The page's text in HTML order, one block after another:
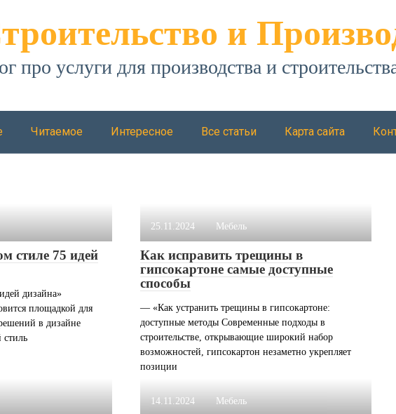
и
про услуги для производства и
Читаемое Интересное Все статьи Карта сайта
стиле 75 идей
дизайна»
площадкой для
в дизайне
стиль
25.11.2024 Мебель
Как исправить трещины в
гипсокартоне самые доступные
способы
— «Как устранить трещины в гипсокартоне:
доступные методы Современные подходы в
строительстве, открывающие широкий набор
возможностей, гипсокартон незаметно укрепляет
позиции
14.11.2024 Мебель